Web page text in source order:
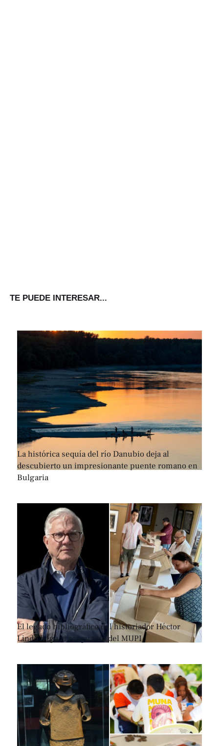
TE PUEDE INTERESAR...
La histórica sequía del río Danubio deja al
descubierto un impresionante puente romano en
Bulgaria
El legado bibliográfico del historiador Héctor
Lindo llega al resguardo del MUPI